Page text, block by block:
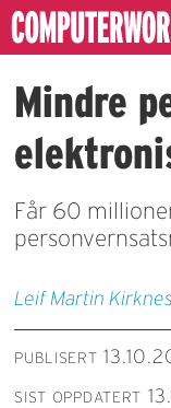
Mindre
Får 60
Leif Martin Kirknes
PUBLISERT
SIST OPPDATERT